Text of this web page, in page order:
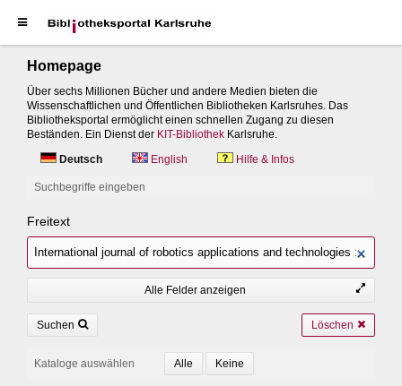
Homepage
Über sechs Millionen Bücher und andere Medien bieten die
Wissenschaftlichen und Öffentlichen Bibliotheken Karlsruhes. Das
Bibliotheksportal ermöglicht einen schnellen Zugang zu diesen
Beständen. Ein Dienst der KIT-Bibliothek Karlsruhe.
Deutsch
English Hilfe & Infos
Suchbegriffe eingeben
Freitext
Alle Felder anzeigen
Suchen Löschen
Kataloge auswählen